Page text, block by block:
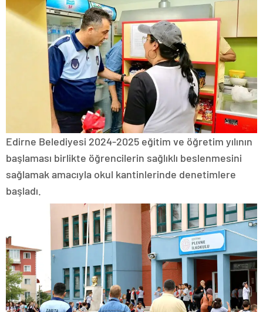
Edirne Belediyesi 2024-2025 eğitim ve öğretim yılının
başlaması birlikte öğrencilerin sağlıklı beslenmesini
sağlamak amacıyla okul kantinlerinde denetimlere
başladı.